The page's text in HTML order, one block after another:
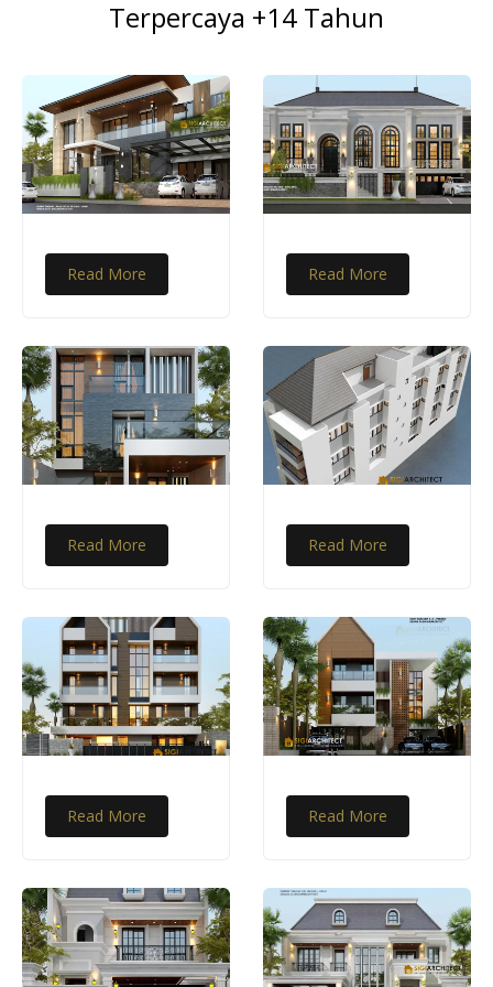
Terpercaya +14 Tahun
Read More Read More
Read More Read More
Read More Read More